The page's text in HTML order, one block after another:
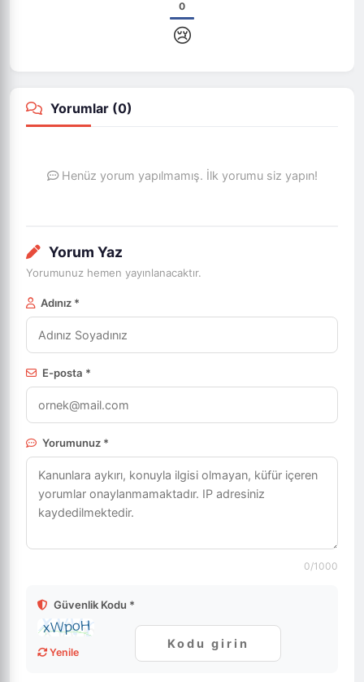
0
😢
Yorumlar (0)
Henüz yorum yapılmamış. İlk yorumu siz yapın!
Yorum Yaz
Yorumunuz hemen yayınlanacaktır.
Adınız *
E-posta *
Yorumunuz *
0/1000
Güvenlik Kodu *
Yenile